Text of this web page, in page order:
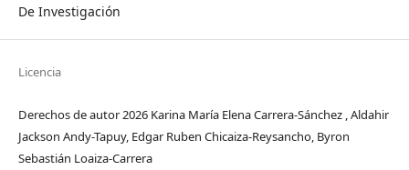
De Investigación
Licencia
Derechos de autor 2026 Karina María Elena Carrera-Sánchez , Aldahir
Jackson Andy-Tapuy, Edgar Ruben Chicaiza-Reysancho, Byron
Sebastián Loaiza-Carrera